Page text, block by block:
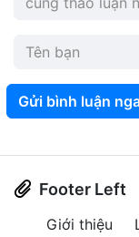
Gửi bình luận
Footer Left
Giới thiệu